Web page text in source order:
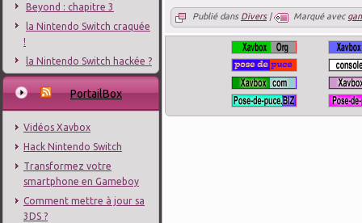
Beyond : chapitre 3
la Nintendo Switch craquée
!
la Nintendo Switch hackée ?
PortailBox
Vidéos Xavbox
Hack Nintendo Switch
Transformez votre
smartphone en Gameboy
Comment mettre à jour sa
3DS ?
Publié dans Divers| Marqué avec